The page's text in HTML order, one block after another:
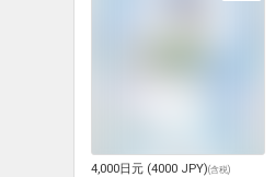
4,000日元 (4000 JPY)(含税)